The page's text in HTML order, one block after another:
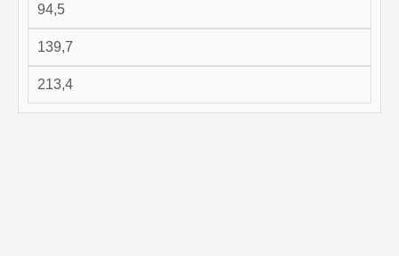
94,5
139,7
213,4